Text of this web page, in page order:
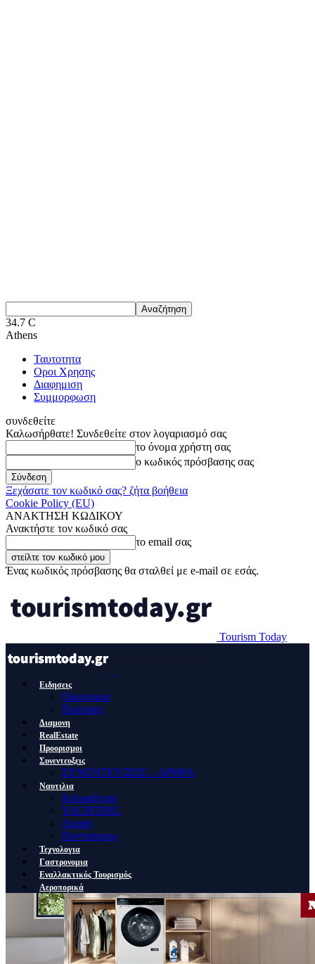
34.7 C
Athens
Ταυτοτητα
Οροι Χρησης
Διαφημιση
Συμμορφωση
συνδεθείτε
Καλωσήρθατε! Συνδεθείτε στον λογαριασμό σας
το όνομα χρήστη σας
ο κωδικός πρόσβασης σας
Ξεχάσατε τον κωδικό σας? ζήτα βοήθεια
Cookie Policy (EU)
ΑΝΑΚΤΗΣΗ ΚΩΔΙΚΟΥ
Ανακτήστε τον κωδικό σας
το email σας
Ένας κωδικός πρόσβασης θα σταλθεί με e-mail σε εσάς.
Tourism Today
Ειδησεις
Οικονομια
Πολιτικη
Διαμονη
RealEstate
Προορισμοι
Συνεντευξεις
ΣΥΝΕΝΤΕΥΞΕΙΣ – ΑΡΘΡΑ
Ναυτιλια
Κρουαζιερα
YACHTING
Λιμανι
Ποντοπορος
Τεχνολογια
Γαστρονομια
Εναλλακτικός Τουρισμός
Αεροπορικά